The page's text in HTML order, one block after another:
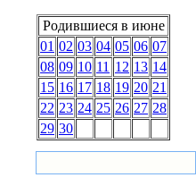
Родившиеся в июне
01 02 03 04 05 06 07
08 09 10 11 12 13 14
15 16 17 18 19 20 21
22 23 24 25 26 27 28
29 30